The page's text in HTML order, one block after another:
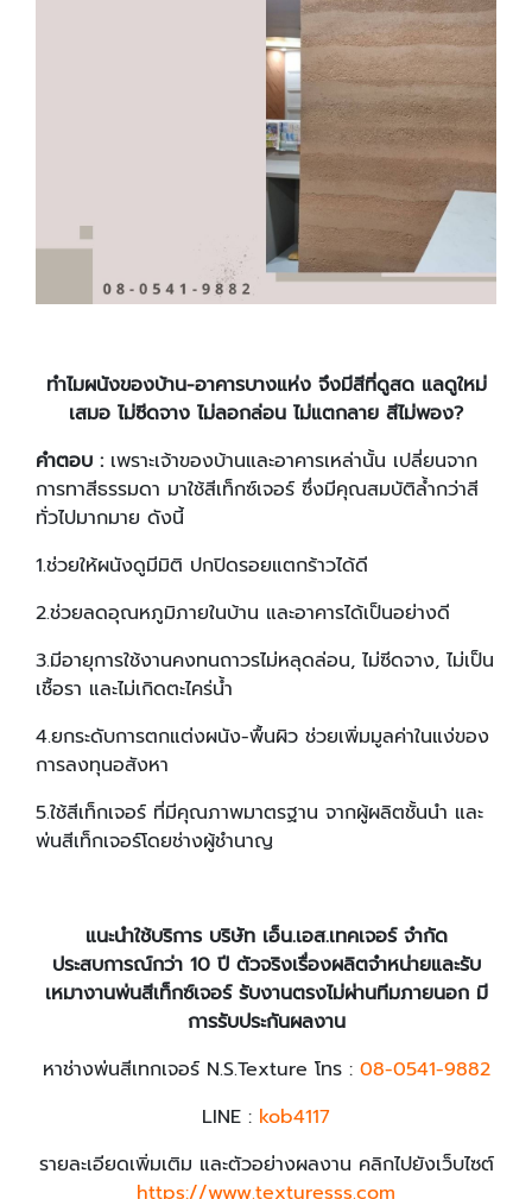
ทำไมผนังของบ้าน-อาคารบางแห่ง จึงมีสีที่ดูสด แลดูใหม่
เสมอ ไม่ซีดจาง ไม่ลอกล่อน ไม่แตกลาย สีไม่พอง?
คำตอบ : เพราะเจ้าของบ้านและอาคารเหล่านั้น เปลี่ยนจาก
การทาสีธรรมดา มาใช้สีเท็กซ์เจอร์ ซึ่งมีคุณสมบัติล้ำกว่าสี
ทั่วไปมากมาย ดังนี้
1.ช่วยให้ผนังดูมีมิติ ปกปิดรอยแตกร้าวได้ดี
2.ช่วยลดอุณหภูมิภายในบ้าน และอาคารได้เป็นอย่างดี
3.มีอายุการใช้งานคงทนถาวรไม่หลุดล่อน, ไม่ซีดจาง, ไม่เป็น
เชื้อรา และไม่เกิดตะไคร่น้ำ
4.ยกระดับการตกแต่งผนัง-พื้นผิว ช่วยเพิ่มมูลค่าในแง่ของ
การลงทุนอสังหา
5.ใช้สีเท็กเจอร์ ที่มีคุณภาพมาตรฐาน จากผู้ผลิตชั้นนำ และ
พ่นสีเท็กเจอร์โดยช่างผู้ชำนาญ
แนะนำใช้บริการ บริษัท เอ็น.เอส.เทคเจอร์ จำกัด
ประสบการณ์กว่า 10 ปี ตัวจริงเรื่องผลิตจำหน่ายและรับ
เหมางานพ่นสีเท็กซ์เจอร์ รับงานตรงไม่ผ่านทีมภายนอก มี
การรับประกันผลงาน
หาช่างพ่นสีเทกเจอร์ N.S.Texture โทร : 08-0541-9882
LINE : kob4117
รายละเอียดเพิ่มเติม และตัวอย่างผลงาน คลิกไปยังเว็บไซต์